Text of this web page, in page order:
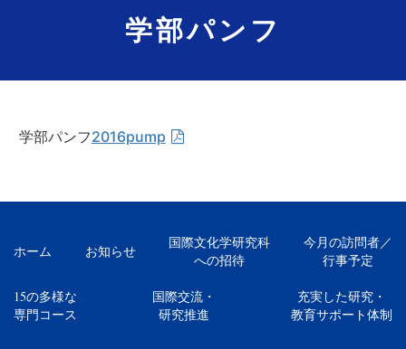
学部パンフ
学部パンフ2016pump
ホーム お知らせ
国際文化学研究科
への招待
今月の訪問者／
行事予定
15の多様な
専門コース
国際交流・
研究推進
充実した研究・
教育サポート体制